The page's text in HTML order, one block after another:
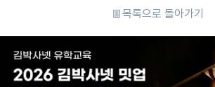
목록으로 돌아가기